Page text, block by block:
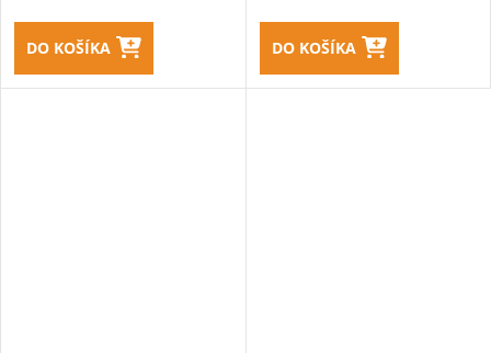
DO KOŠÍKA DO KOŠÍKA